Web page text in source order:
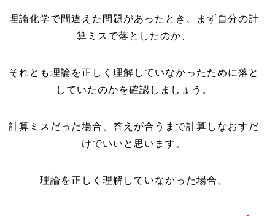
理論化学で間違えた問題があったとき、まず自分の計
算ミスで落としたのか、
それとも理論を正しく理解していなかったために落と
していたのかを確認しましょう。
計算ミスだった場合、答えが合うまで計算しなおすだ
けでいいと思います。
理論を正しく理解していなかった場合、